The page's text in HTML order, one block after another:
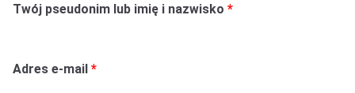
Twój pseudonim lub imię i nazwisko
Adres e-mail